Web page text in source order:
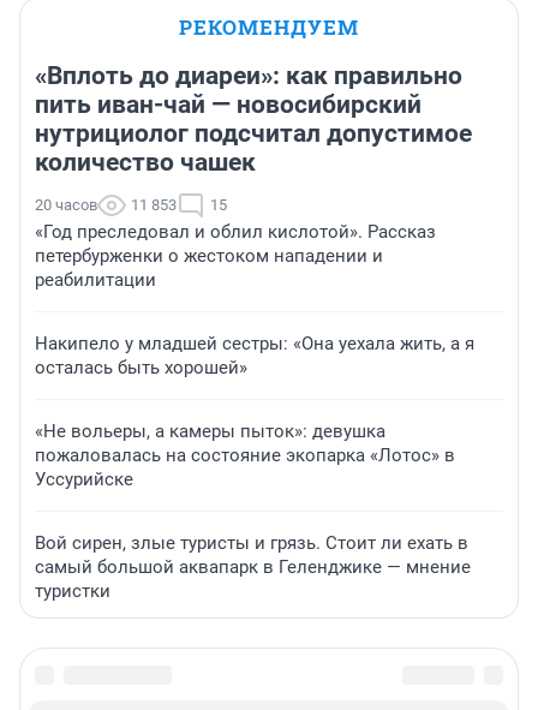
РЕКОМЕНДУЕМ
«Вплоть до диареи»: как правильно
пить иван-чай — новосибирский
нутрициолог подсчитал допустимое
количество чашек
20 часов 11 853 15
«Год преследовал и облил кислотой». Рассказ
петербурженки о жестоком нападении и
реабилитации
Накипело у младшей сестры: «Она уехала жить, а я
осталась быть хорошей»
«Не вольеры, а камеры пыток»: девушка
пожаловалась на состояние экопарка «Лотос» в
Уссурийске
Вой сирен, злые туристы и грязь. Стоит ли ехать в
самый большой аквапарк в Геленджике — мнение
туристки